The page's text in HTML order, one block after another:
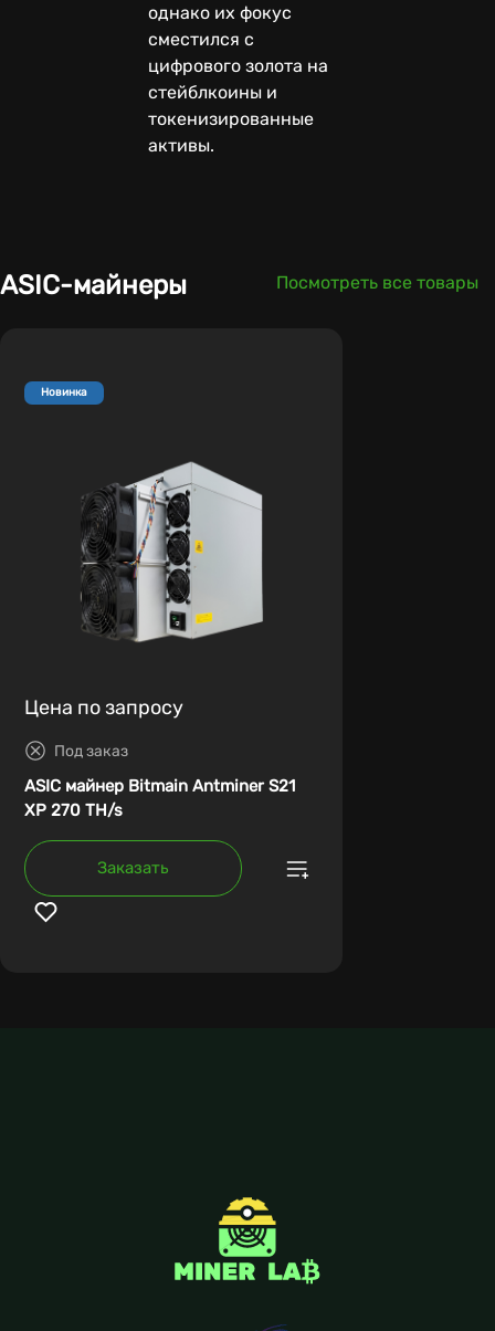
однако их фокус
сместился с
цифрового золота на
стейблкоины и
токенизированные
активы.
ASIC-майнеры Посмотреть все товары
Новинка
Цена по запросу
Под заказ
ASIC майнер Bitmain Antminer S21
XP 270 TH/s
Заказать